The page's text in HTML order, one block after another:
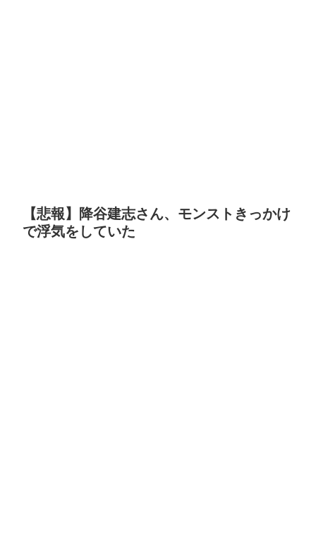
【悲報】降谷建志さん、モンストきっかけ
で浮気をしていた